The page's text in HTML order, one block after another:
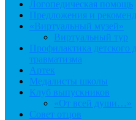
Логопедическая помощь
Предложения и
«Виртуальный музей»
Виртуальный тур
Профилактика детского
травматизма
Артек
Медалисты школы
Клуб выпускников
«От всей души…»
Совет отцов